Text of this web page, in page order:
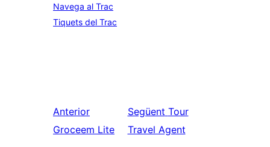
Navega al Trac
Tiquets del Trac
Anterior
Groceem Lite
Següent Tour
Travel Agent